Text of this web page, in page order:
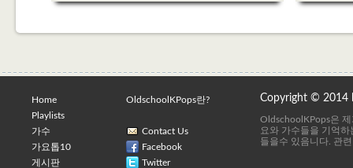
Home
Playlists
가수
가요톱10
게시판
OldschoolKPops란?
Contact Us
Facebook
Twitter
Copyright © 2014
OldschoolKPops은
요와 가수들을 기억
들을수 있음니다. 관